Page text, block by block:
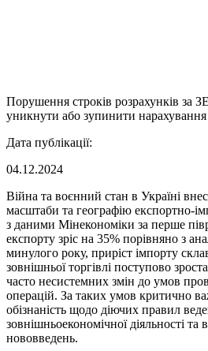
Порушення строків розрахунків за
уникнути або зупинити нарахування
Дата публікації:
04.12.2024
Війна та воєнний стан в Україні
масштаби та географію експортно-
з даними Мінекономіки за перше
експорту зріс на 35% порівняно з
минулого року, приріст імпорту
зовнішньої торгівлі поступово
часто несистемних змін до умов
операцій. За таких умов критично
обізнаність щодо діючих правил
зовнішньоекономічної діяльності та
нововведень.